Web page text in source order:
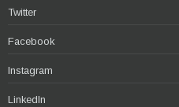
Twitter
Facebook
Instagram
LinkedIn